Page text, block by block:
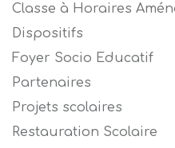
Classe à Horaires
Dispositifs
Foyer Socio Educatif
Partenaires
Projets scolaires
Restauration Scolaire